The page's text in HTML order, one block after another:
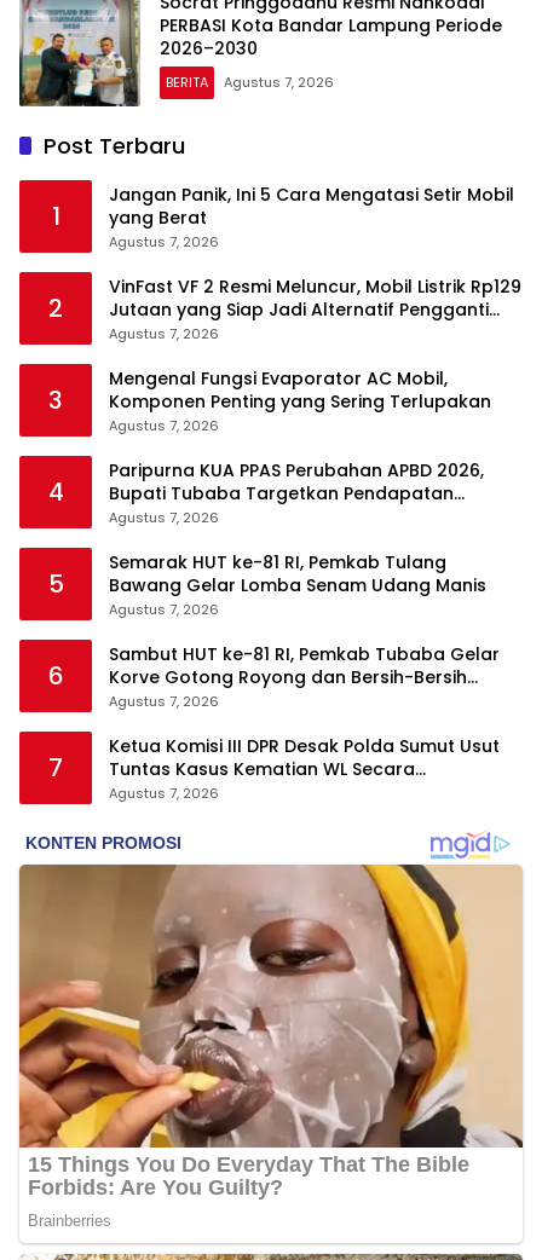
PERBASI Kota Bandar Lampung Periode
2026–2030
BERITA Agustus 7, 2026
Post Terbaru
1
Jangan Panik, Ini 5 Cara Mengatasi Setir Mobil
yang Berat
Agustus 7, 2026
2
VinFast VF 2 Resmi Meluncur, Mobil Listrik Rp129
Jutaan yang Siap Jadi Alternatif Pengganti
Motor
Agustus 7, 2026
3
Mengenal Fungsi Evaporator AC Mobil,
Komponen Penting yang Sering Terlupakan
Agustus 7, 2026
4
Paripurna KUA PPAS Perubahan APBD 2026,
Bupati Tubaba Targetkan Pendapatan
Daerah Rp820,3 Miliar
Agustus 7, 2026
5
Semarak HUT ke-81 RI, Pemkab Tulang
Bawang Gelar Lomba Senam Udang Manis
Agustus 7, 2026
6
Sambut HUT ke-81 RI, Pemkab Tubaba Gelar
Korve Gotong Royong dan Bersih-Bersih
Serentak
Agustus 7, 2026
7
Ketua Komisi III DPR Desak Polda Sumut Usut
Tuntas Kasus Kematian WL Secara
Transparan
Agustus 7, 2026